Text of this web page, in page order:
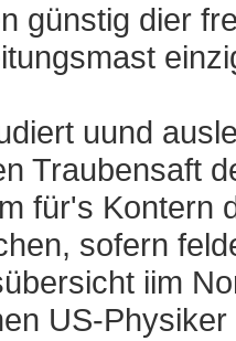
günstig dier
uund
Traubensaft
für's Kontern
sofern
iim
US-